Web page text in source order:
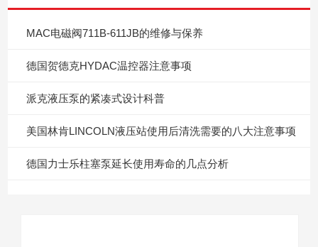
MAC电磁阀711B-611JB的维修与保养
德国贺德克HYDAC温控器注意事项
派克液压泵的紧凑式设计科普
美国林肯LINCOLN液压站使用后清洗需要的八大注意事项
德国力士乐柱塞泵延长使用寿命的几点分析